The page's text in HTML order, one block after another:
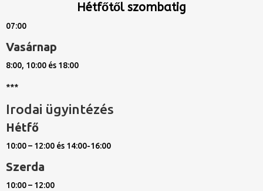
Hétfőtől szombatig
07:00
Vasárnap
8:00, 10:00 és 18:00
***
Irodai ügyintézés
Hétfő
10:00 – 12:00 és 14:00-16:00
Szerda
10:00 – 12:00